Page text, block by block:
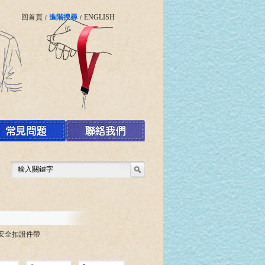
回首頁 / 進階搜尋 / ENGLISH
全扣證件帶